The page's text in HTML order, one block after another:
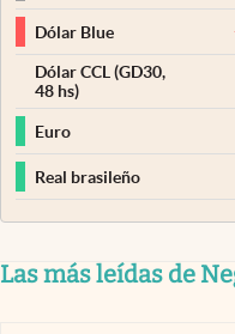
Dólar Blue
Dólar CCL (GD30,
48 hs)
Euro
Real brasileño
Las más leídas de